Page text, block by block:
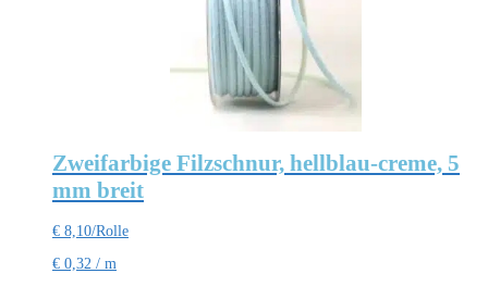
Zweifarbige Filzschnur, hellblau-creme, 5
mm breit
€ 8,10/Rolle
€ 0,32 / m